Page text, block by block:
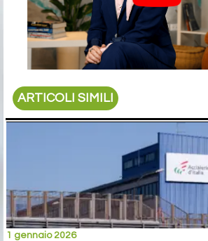
ARTICOLI SIMILI
1 gennaio 2026